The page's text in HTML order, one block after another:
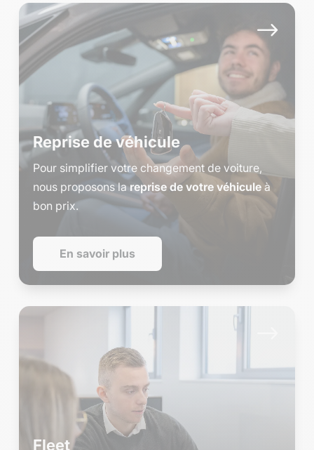
$
Reprise de véhicule
Pour simplifier votre changement de voiture,
nous proposons lareprise de votre véhicule à
bon prix.
En savoir plus
Fleet